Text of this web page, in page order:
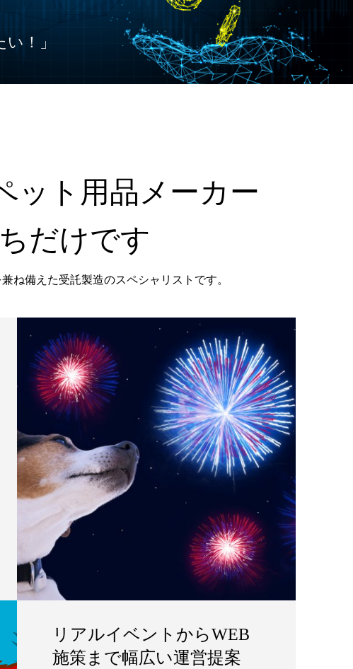
い！」
ット用品メーカー
だけです
ね備えた受託製造のスペシャリストです。
リアルイベントからWEB
施策まで幅広い運営提案